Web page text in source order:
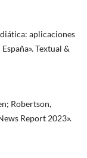
aplicaciones
Textual &
Robertson,
Report 2023».